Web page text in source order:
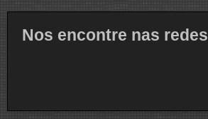
Nos encontre nas redes